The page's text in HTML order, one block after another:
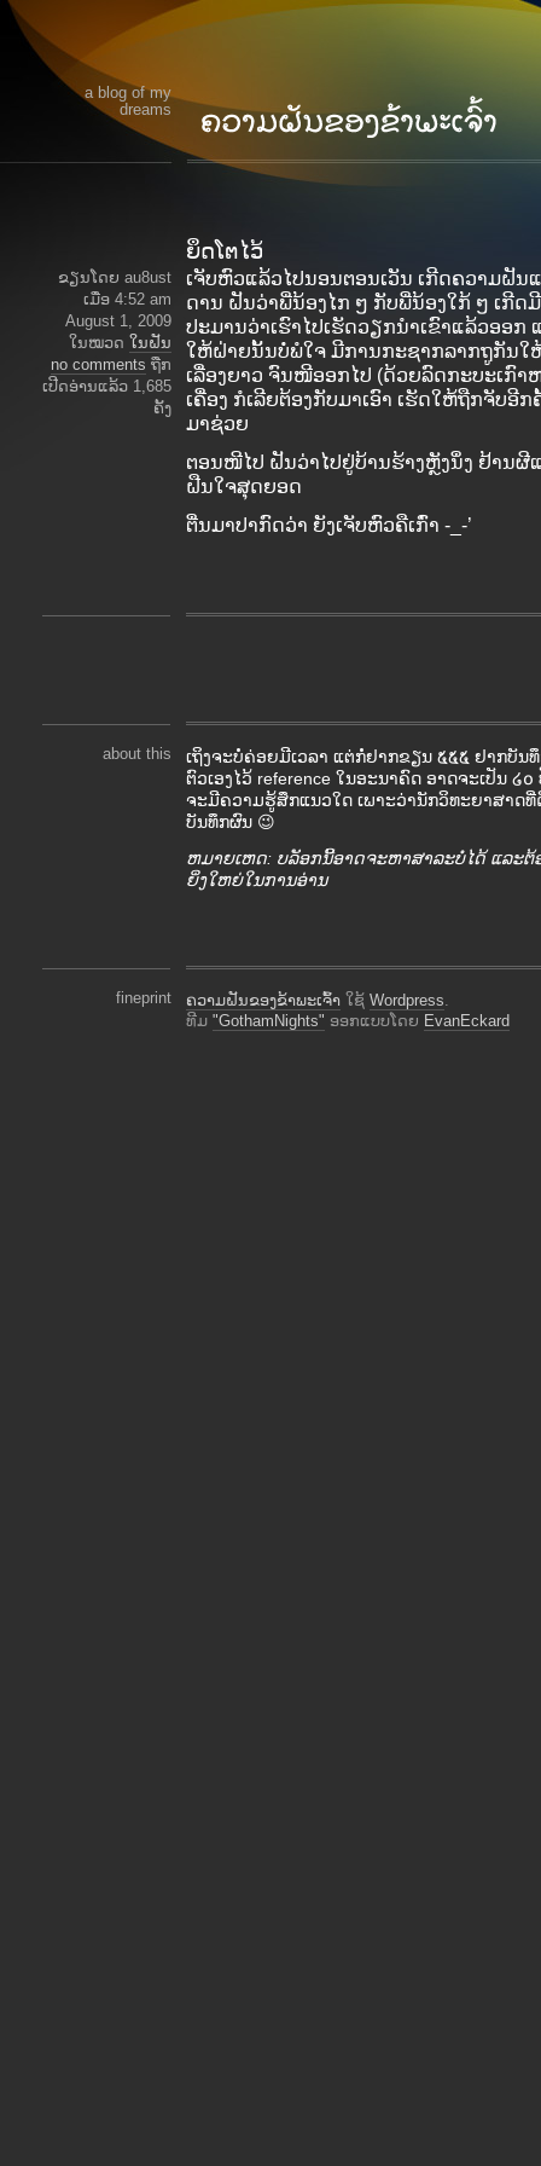
a blog of my
dreams
ຍຶດໂຕໄວ້
ຂຽນໂດຍ au8ust
ເມື່ອ 4:52 am
August 1, 2009
ໃນໝວດ ໃນຝັນ
no comments ຖືກ
ເປີດອ່ານແລ້ວ 1,685
ຄັ້ງ
ເຈັບຫົວແລ້ວໄປນອນຕອນເວັນ ເກີດຄວາມຝັ
ດານ ຝັນວ່າພີ່ນ້ອງໄກ ໆ ກັບພີ່ນ້ອງໃກ້ ໆ ເກີດ
ປະມານວ່າເຮົາໄປເຮັດວຽກນຳເຂົາແລ້ວອອກ
ໃຫ້ຝ່າຍນັ້ນບໍ່ພໍໃຈ ມີການກະຊາກລາກຖູກັນໃ
ເລື່ອງຍາວ ຈົນໜີອອກໄປ (ດ້ວຍລົດກະບະເກົາ
ເຄື່ອງ ກໍເລີຍຕ້ອງກັບມາເອົາ ເຮັດໃຫ້ຖືກຈັບອີ
ມາຊ່ວຍ
ຕອນໜີໄປ ຝັນວ່າໄປຢູ່ບ້ານຮ້າງຫຼັງນຶ່ງ ຢ້ານຜີ
ຝືນໃຈສຸດຍອດ
ຕື່ນມາປາກົດວ່າ ຍັງເຈັບຫົວຄືເກົ່າ -_-’
about this
ເຖິງຈະບໍ່ຄ່ອຍມີເວລາ ແຕ່ກໍ່ຢາກຂຽນ ໕໕໕ ຢາກບັນ
ຕົວເອງໄວ້ reference ໃນອະນາຄົດ ອາດຈະເປັນ ໒
ຈະມີຄວາມຮູ້ສຶກແນວໃດ ເພາະວ່ານັກວິທະຍາສາດ
ບັນທຶກຜົນ 😉
ຫມາຍເຫດ: ບລັອກນີ້ອາດຈະຫາສາລະບໍ່ໄດ້ ແລະຕ້
ຍິ່ງໃຫຍ່ໃນການອ່ານ
fineprint ຄວາມຝັນຂອງຂ້າພະເຈົ້າ ໃຊ້ Wordpress.
ທີມ "GothamNights" ອອກແບບໂດຍ EvanEckard